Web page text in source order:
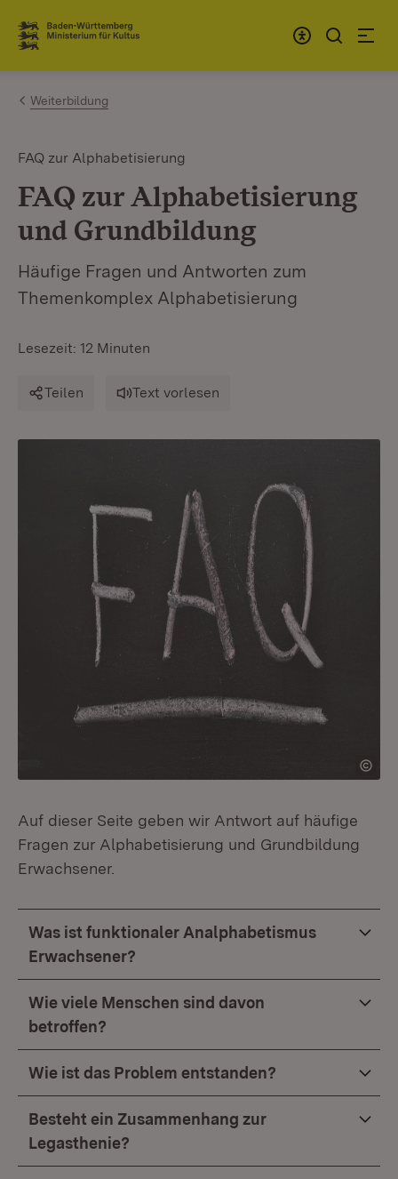
Zum Inhalt springen
Link zur Startseite
Weiterbildung
FAQ zur Alphabetisierung
FAQ zur Alphabetisierung
und Grundbildung
Häufige Fragen und Antworten zum
Themenkomplex Alphabetisierung
Lesezeit: 12 Minuten
Teilen Text vorlesen
Auf dieser Seite geben wir Antwort auf häufige
Fragen zur Alphabetisierung und Grundbildung
Erwachsener.
Was ist funktionaler Analphabetismus
Erwachsener?
Wie viele Menschen sind davon
betroffen?
Wie ist das Problem entstanden?
Besteht ein Zusammenhang zur
Legasthenie?